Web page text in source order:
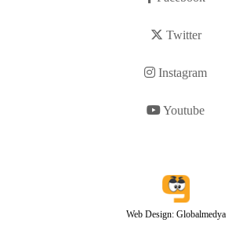
Twitter
Instagram
Youtube
Web Design: Globalmedya